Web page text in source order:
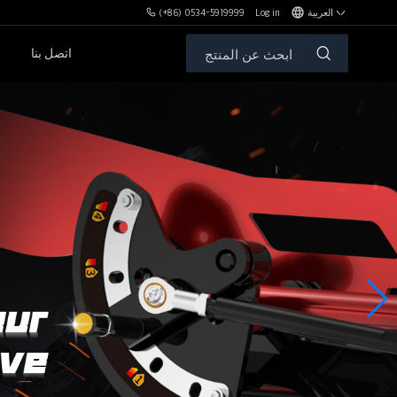
(+86) 0534-5919999 Log in العربية
الأوزان الحرة والمقاعد
سلسلةPL
سلسلةSH
سلسلةZH
اتصل بنا